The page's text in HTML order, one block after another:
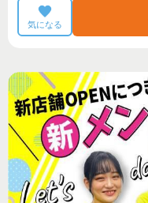
気になる